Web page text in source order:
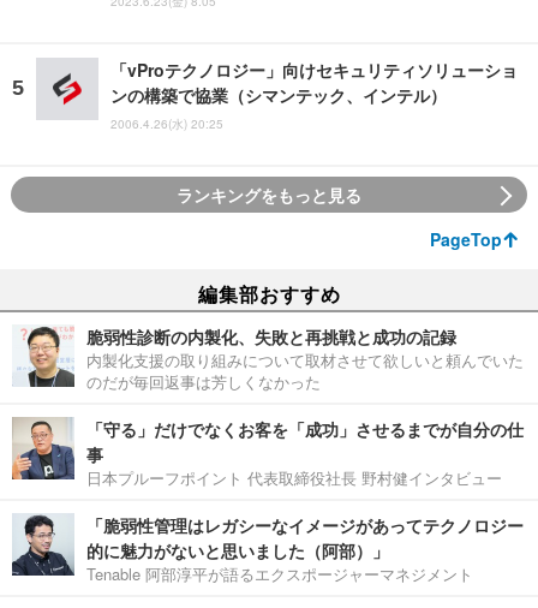
「vProテクノロジー」向けセキュリティソリューショ
ンの構築で協業（シマンテック、インテル）
2006.4.26(水) 20:25
ランキングをもっと見る
PageTop
編集部おすすめ
脆弱性診断の内製化、失敗と再挑戦と成功の記録
内製化支援の取り組みについて取材させて欲しいと頼んでいた
のだが毎回返事は芳しくなかった
「守る」だけでなくお客を「成功」させるまでが自分の仕
事
日本プルーフポイント 代表取締役社長 野村健インタビュー
「脆弱性管理はレガシーなイメージがあってテクノロジー
的に魅力がないと思いました（阿部）」
Tenable 阿部淳平が語るエクスポージャーマネジメント